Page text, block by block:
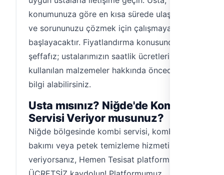
konumunuza göre en kısa sürede ulaşacak
ve sorununuzu çözmek için çalışmaya
başlayacaktır. Fiyatlandırma konusunda
şeffafız; ustalarımızın saatlik ücretleri ve
kullanılan malzemeler hakkında önceden
bilgi alabilirsiniz.
Usta mısınız? Niğde'de Kombi
Servisi Veriyor musunuz?
Niğde bölgesinde kombi servisi, kombi
bakımı veya petek temizleme hizmeti
veriyorsanız, Hemen Tesisat platformuna